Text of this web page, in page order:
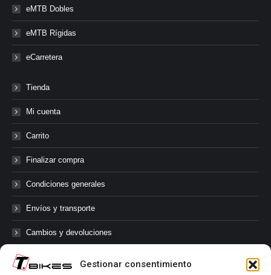
Gestionar consentimiento
eMTB Dobles
eMTB Rígidas
eCarretera
Tienda
Mi cuenta
Carrito
Finalizar compra
Condiciones generales
Envíos y transporte
Cambios y devoluciones